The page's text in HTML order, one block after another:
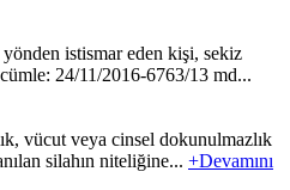
istismar eden kişi, sekiz
cümle: 24/11/2016-6763/13 md...
vücut veya cinsel dokunulmazlık
silahın niteliğine... +Devamını